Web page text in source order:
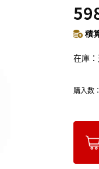
積
在庫
購入数：